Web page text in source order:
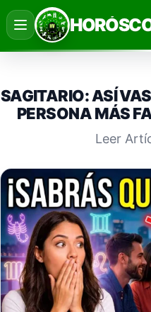
Saltar
al
contenido
SAGITARIO: ASÍ
PERSONA MÁS
Leer